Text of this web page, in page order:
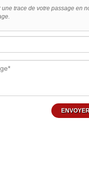
trace de votre passage en